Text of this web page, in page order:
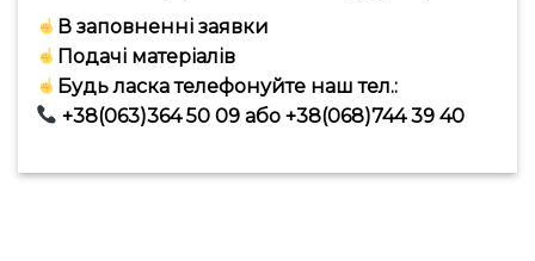
В заповненні заявки
Подачі матеріалів
Будь ласка телефонуйте наш тел.:
+38(063)364 50 09 або +38(068)744 39 40